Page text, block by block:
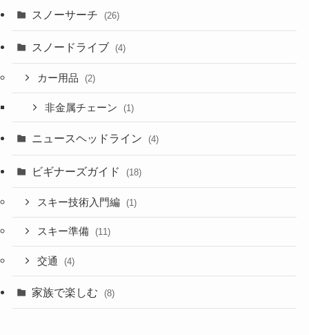
スノーサーチ (26)
スノードライブ (4)
カー用品 (2)
非金属チェーン (1)
ニュースヘッドライン (4)
ビギナーズガイド (18)
スキー技術入門編 (1)
スキー準備 (11)
交通 (4)
家族で楽しむ (8)